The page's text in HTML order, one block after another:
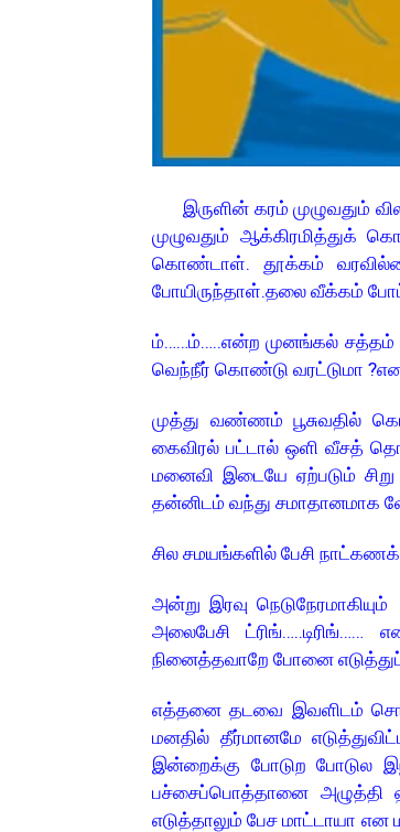
இருளின் கரம் முழுவதும்
முழுவதும் ஆக்கிரமித்துக்
கொண்டாள். தூக்கம்
போயிருந்தாள்.தலை வீக்கம்
ம்……ம்…..என்ற முனங்கல் சத்தம்
வெந்நீர் கொண்டு வரட்டுமா
முத்து வண்ணம் பூசுவதில்
கைவிரல் பட்டால் ஒளி வீசத்
மனைவி இடையே ஏற்படும் சிறு
தன்னிடம் வந்து சமாதானமாக
சில சமயங்களில் பேசி
அன்று இரவு
அலைபேசி
நினைத்தவாறே போனை
எத்தனை தடவை இவளிடம்
மனதில் தீர்மானமே
இன்றைக்கு போடுற போடுல
பச்சைப்பொத்தானை
எடுத்தாலும் பேச மாட்டாயா என